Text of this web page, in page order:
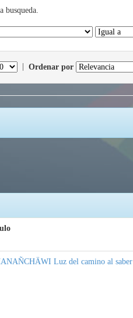
busqueda.
Ordenar por
Luz del camino al saber